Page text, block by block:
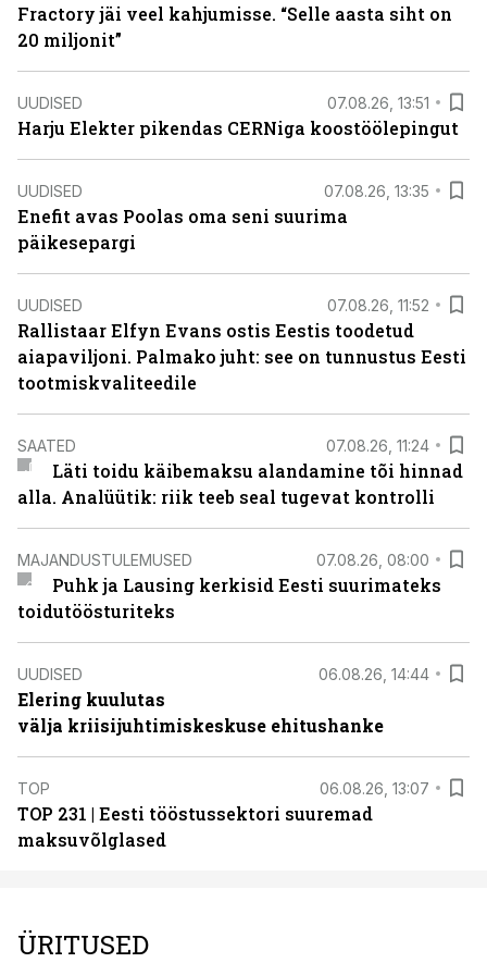
Fractory jäi veel kahjumisse. “Selle aasta siht on
20 miljonit”
UUDISED 07.08.26, 13:51
Harju Elekter pikendas CERNiga koostöölepingut
UUDISED 07.08.26, 13:35
Enefit avas Poolas oma seni suurima
päikesepargi
UUDISED 07.08.26, 11:52
Rallistaar Elfyn Evans ostis Eestis toodetud
aiapaviljoni. Palmako juht: see on tunnustus Eesti
tootmiskvaliteedile
SAATED 07.08.26, 11:24
Läti toidu käibemaksu alandamine tõi hinnad
alla. Analüütik: riik teeb seal tugevat kontrolli
MAJANDUSTULEMUSED 07.08.26, 08:00
Puhk ja Lausing kerkisid Eesti suurimateks
toidutöösturiteks
UUDISED 06.08.26, 14:44
Elering kuulutas
välja kriisijuhtimiskeskuse ehitushanke
TOP 06.08.26, 13:07
TOP 231 | Eesti tööstussektori suuremad
maksuvõlglased
ÜRITUSED